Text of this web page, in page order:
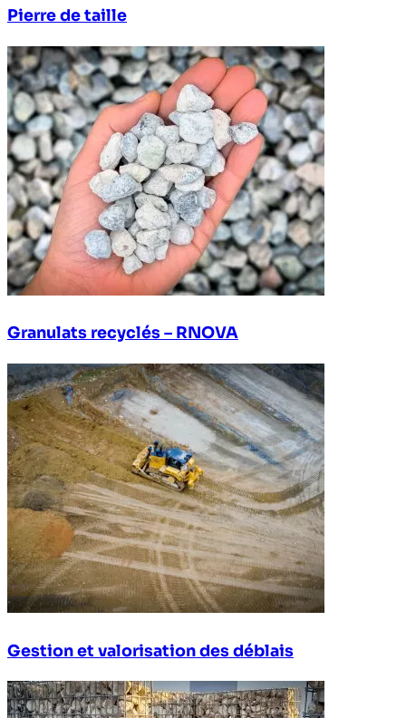
Pierre de taille
Granulats recyclés – RNOVA
Gestion et valorisation des déblais